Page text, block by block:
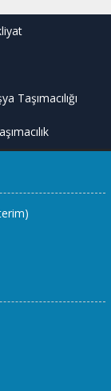
Taşımacılığı